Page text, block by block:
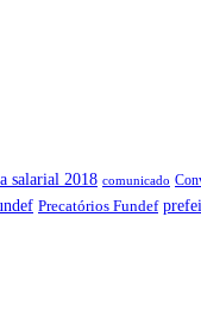
salarial 2018 comunicado
Precatórios Fundef